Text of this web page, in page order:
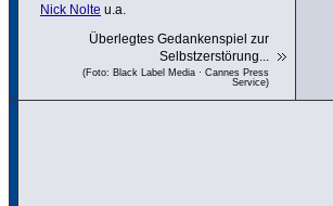
Nick Nolte u.a.
Überlegtes Gedankenspiel zur
Selbstzerstörung...
(Foto: Black Label Media · Cannes Press
Service)